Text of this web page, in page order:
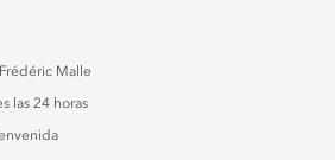
Malle
las 24 horas